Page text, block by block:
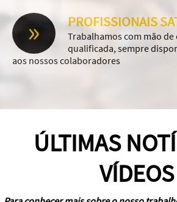
» PROFISSIONAIS
Trabalhamos com mão
qualificada, sempre
aos nossos colaboradores
ÚLTIMAS
VÍDEOS